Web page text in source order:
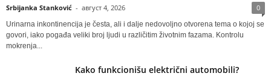
Srbijanka Stanković - август 4, 2026 0
Urinarna inkontinencija je česta, ali i dalje nedovoljno otvorena tema o kojoj se
govori, iako pogađa veliki broj ljudi u različitim životnim fazama. Kontrolu
mokrenja...
Kako funkcionišu električni automobili?